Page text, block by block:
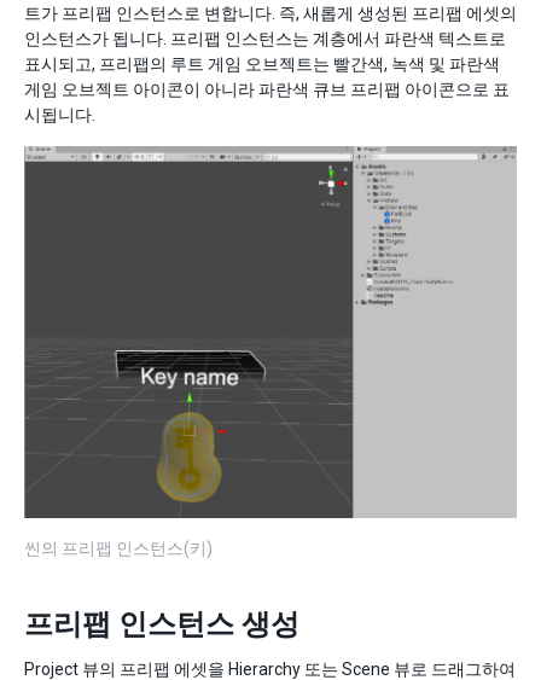
트가 프리팹 인스턴스로 변합니다. 즉, 새롭게 생성된 프리팹 에셋의
인스턴스가 됩니다. 프리팹 인스턴스는 계층에서 파란색 텍스트로
표시되고, 프리팹의 루트 게임 오브젝트는 빨간색, 녹색 및 파란색
게임 오브젝트 아이콘이 아니라 파란색 큐브 프리팹 아이콘으로 표
시됩니다.
씬의 프리팹 인스턴스(키)
프리팹 인스턴스 생성
Project 뷰의 프리팹 에셋을 Hierarchy 또는 Scene 뷰로 드래그하여